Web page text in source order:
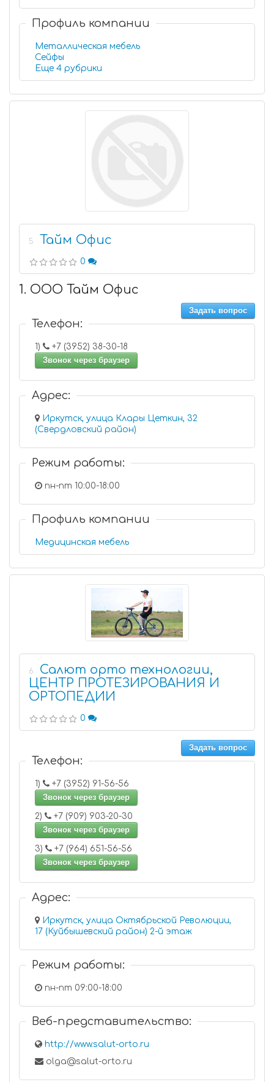
Профиль компании
Металлическая мебель
Сейфы
Еще 4 рубрики
5 Тайм Офис
0
1. ООО Тайм Офис
Задать вопрос
Телефон:
1)
+7 (3952) 38-30-18
Звонок через браузер
Адрес:
Иркутск, улица Клары Цеткин, 32
(Свердловский район)
Режим работы:
пн-пт 10:00-18:00
Профиль компании
Медицинская мебель
6
Салют орто технологии,
ЦЕНТР ПРОТЕЗИРОВАНИЯ И
ОРТОПЕДИИ
0
Задать вопрос
Телефон:
1)
+7 (3952) 91-56-56
Звонок через браузер
2)
+7 (909) 903-20-30
Звонок через браузер
3)
+7 (964) 651-56-56
Звонок через браузер
Адрес:
Иркутск, улица Октябрьской Революции,
17 (Куйбышевский район) 2-й этаж
Режим работы:
пн-пт 09:00-18:00
Веб-представительство:
http://www.salut-orto.ru
olga@salut-orto.ru